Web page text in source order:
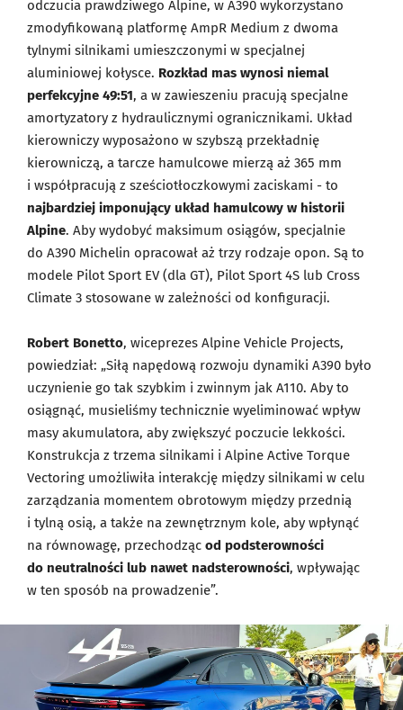
odczucia prawdziwego Alpine, w A390 wykorzystano
zmodyfikowaną platformę AmpR Medium z dwoma
tylnymi silnikami umieszczonymi w specjalnej
aluminiowej kołysce. Rozkład mas wynosi niemal
perfekcyjne 49:51, a w zawieszeniu pracują specjalne
amortyzatory z hydraulicznymi ogranicznikami. Układ
kierowniczy wyposażono w szybszą przekładnię
kierowniczą, a tarcze hamulcowe mierzą aż 365 mm
i współpracują z sześciotłoczkowymi zaciskami - to
najbardziej imponujący układ hamulcowy w historii
Alpine. Aby wydobyć maksimum osiągów, specjalnie
do A390 Michelin opracował aż trzy rodzaje opon. Są to
modele Pilot Sport EV (dla GT), Pilot Sport 4S lub Cross
Climate 3 stosowane w zależności od konfiguracji.
Robert Bonetto, wiceprezes Alpine Vehicle Projects,
powiedział: „Siłą napędową rozwoju dynamiki A390 było
uczynienie go tak szybkim i zwinnym jak A110. Aby to
osiągnąć, musieliśmy technicznie wyeliminować wpływ
masy akumulatora, aby zwiększyć poczucie lekkości.
Konstrukcja z trzema silnikami i Alpine Active Torque
Vectoring umożliwiła interakcję między silnikami w celu
zarządzania momentem obrotowym między przednią
i tylną osią, a także na zewnętrznym kole, aby wpłynąć
na równowagę, przechodząc od podsterowności
do neutralności lub nawet nadsterowności, wpływając
w ten sposób na prowadzenie”.